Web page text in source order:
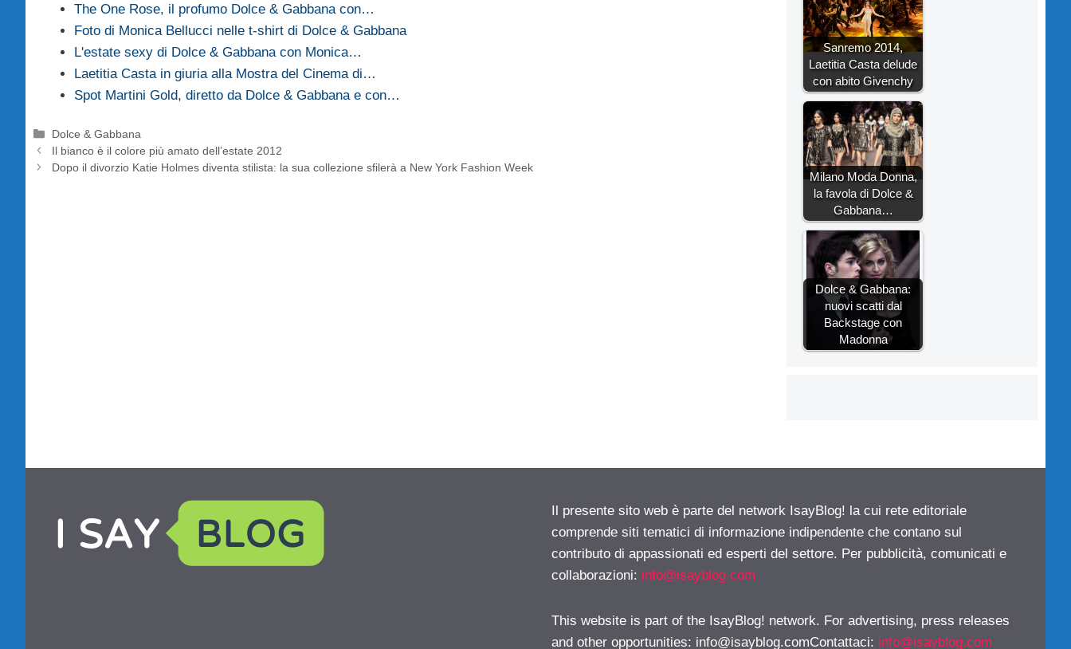
The One Rose, il profumo Dolce & Gabbana con…
Foto di Monica Bellucci nelle t-shirt di Dolce & Gabbana
L'estate sexy di Dolce & Gabbana con Monica…
Laetitia Casta in giuria alla Mostra del Cinema di…
Spot Martini Gold, diretto da Dolce & Gabbana e con…
Categorie
Dolce & Gabbana
Il bianco è il colore più amato dell’estate 2012
Dopo il divorzio Katie Holmes diventa stilista: la sua collezione sfilerà a New York Fashion Week
Sanremo 2014,
Laetitia Casta delude
con abito Givenchy
Milano Moda Donna,
la favola di Dolce &
Gabbana…
Dolce & Gabbana:
nuovi scatti dal
Backstage con
Madonna
Il presente sito web è parte del network IsayBlog! la cui rete editoriale
comprende siti tematici di informazione indipendente che contano sul
contributo di appassionati ed esperti del settore. Per pubblicità, comunicati e
collaborazioni: info@isayblog.com
This website is part of the IsayBlog! network. For advertising, press releases
and other opportunities: info@isayblog.comContattaci: info@isayblog.com